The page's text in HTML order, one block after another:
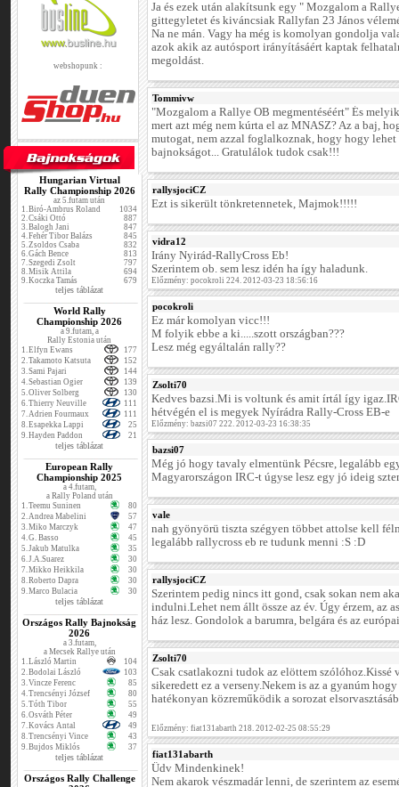
webshopunk :
Hungarian Virtual
Rally Championship 2026
az 5.futam után
1.Biró-Ambrus Roland
1034
2.Csáki Ottó
887
3.Balogh Jani
847
4.Fehér Tibor Balázs
845
5.Zsoldos Csaba
832
6.Gách Bence
813
7.Szegedi Zsolt
797
8.Misik Attila
694
9.Koczka Tamás 679
teljes táblázat
World Rally
Championship 2026
a 9.futam, a
Rally Estonia után
1.Elfyn Ewans
177
2.Takamoto Katsuta
152
3.Sami Pajari
144
4.Sebastian Ogier
139
5.Oliver Solberg
130
6.Thierry Neuville
111
7.Adrien Fourmaux
111
8.Esapekka Lappi
25
9.Hayden Paddon 21
teljes táblázat
European Rally
Championship 2025
a 4.futam,
a Rally Poland után
1.Teemu Suninen
80
2.Andrea Mabelini
57
3.Miko Marczyk
47
4.G. Basso
45
5.Jakub Matulka
35
6.J.A.Suarez
30
7.Mikko Heikkila
30
8.Roberto Dapra
30
9.Marco Bulacia 30
teljes táblázat
Országos Rally Bajnokság
2026
a 3.futam,
a Mecsek Rallye után
1.László Martin
104
2.Bodolai László
103
3.Vincze Ferenc
85
4.Trencsényi József
80
5.Tóth Tibor
55
6.Osváth Péter
49
7.Kovács Antal
49
8.Trencsényi Vince
43
9.Bujdos Miklós 37
teljes táblázat
Országos Rally Challenge
Ja és ezek után alakítsunk egy " Mozgalom a
gittegyletet és kiváncsiak Rallyfan 23 János
Na ne mán. Vagy ha még is komolyan gondolja
azok akik az autósport irányításáért kaptak
megoldást.
Tommivw
"Mozgalom a Rallye OB megmentéséért" És
mert azt még nem kúrta el az MNASZ? Az a baj,
mutogat, nem azzal foglalkoznak, hogy hogy
bajnokságot... Gratulálok tudok csak!!!
rallysjociCZ
Ezt is sikerült tönkretennetek, Majmok!!!!!
vidra12
Irány Nyirád-RallyCross Eb!
Szerintem ob. sem lesz idén ha így haladunk.
Előzmény: pocokroli 224. 2012-03-23 18:56:16
pocokroli
Ez már komolyan vicc!!!
M folyik ebbe a ki.....szott országban???
Lesz még egyáltalán rally??
Zsolti70
Kedves bazsi.Mi is voltunk és amit írtál így
hétvégén el is megyek Nyírádra Rally-Cross EB-e
Előzmény: bazsi07 222. 2012-03-23 16:38:35
bazsi07
Még jó hogy tavaly elmentünk Pécsre, legalább
Magyarországon IRC-t úgyse lesz egy jó ideig
vale
nah gyönyörü tiszta szégyen többet attolse kell
legalább rallycross eb re tudunk menni :S :D
rallysjociCZ
Szerintem pedig nincs itt gond, csak sokan nem
indulni.Lehet nem állt össze az év. Úgy érzem, az
ház lesz. Gondolok a barumra, belgára és az
Zsolti70
Csak csatlakozni tudok az elöttem szólóhoz.Kissé
sikeredett ez a verseny.Nekem is az a gyanúm
hatékonyan közreműködik a sorozat
Előzmény: fiat131abarth 218. 2012-02-25 08:55:29
fiat131abarth
Üdv Mindenkinek!
Nem akarok vészmadár lenni, de szerintem az